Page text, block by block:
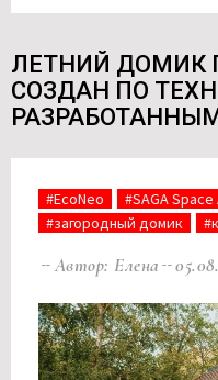
ЛЕТНИЙ ДОМИК
СОЗДАН ПО
#EcoNeo #SAGA
#загородный домик
Автор: Елена